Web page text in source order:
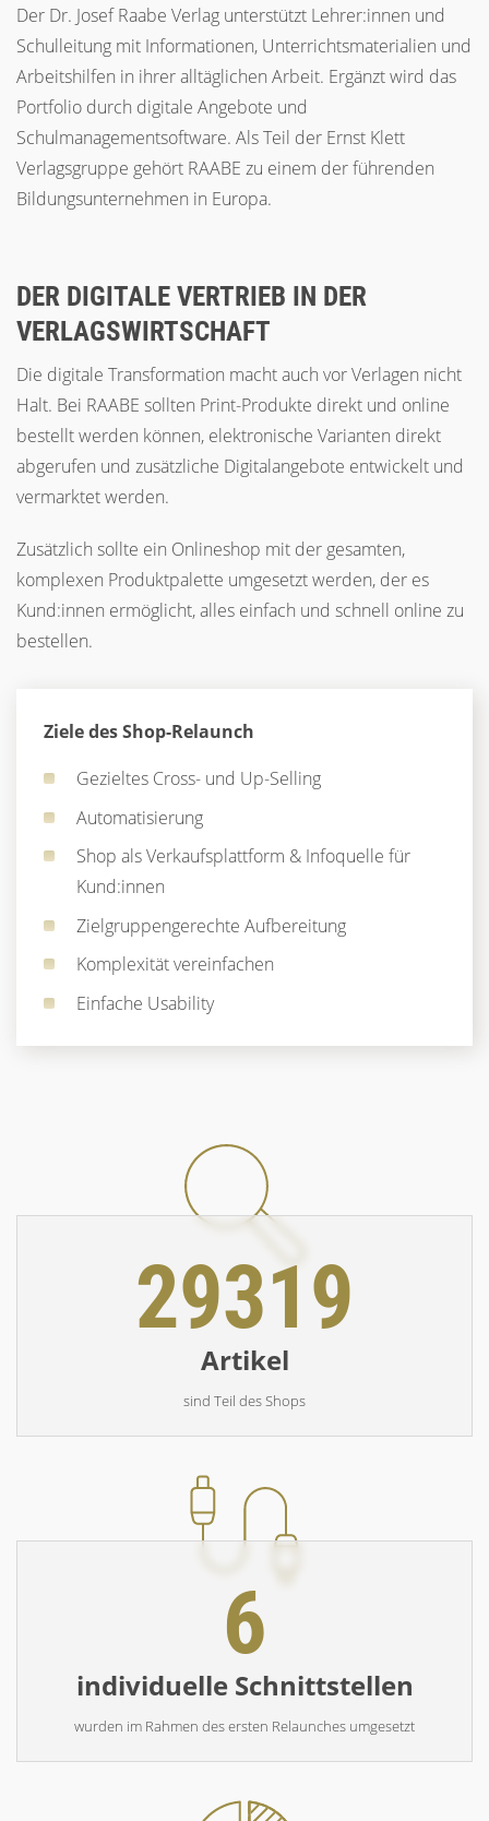
Der Dr. Josef Raabe Verlag unterstützt Lehrer:innen und
Schulleitung mit Informationen, Unterrichtsmaterialien und
Arbeitshilfen in ihrer alltäglichen Arbeit. Ergänzt wird das
Portfolio durch digitale Angebote und
Schulmanagementsoftware. Als Teil der Ernst Klett
Verlagsgruppe gehört RAABE zu einem der führenden
Bildungsunternehmen in Europa.
DER DIGITALE VERTRIEB IN DER
VERLAGSWIRTSCHAFT
Die digitale Transformation macht auch vor Verlagen nicht
Halt. Bei RAABE sollten Print-Produkte direkt und online
bestellt werden können, elektronische Varianten direkt
abgerufen und zusätzliche Digitalangebote entwickelt und
vermarktet werden.
Zusätzlich sollte ein Onlineshop mit der gesamten,
komplexen Produktpalette umgesetzt werden, der es
Kund:innen ermöglicht, alles einfach und schnell online zu
bestellen.
Ziele des Shop-Relaunch
Gezieltes Cross- und Up-Selling
Automatisierung
Shop als Verkaufsplattform & Infoquelle für
Kund:innen
Zielgruppengerechte Aufbereitung
Komplexität vereinfachen
Einfache Usability
29319
Artikel
sind Teil des Shops
6
individuelle Schnittstellen
wurden im Rahmen des ersten Relaunches umgesetzt